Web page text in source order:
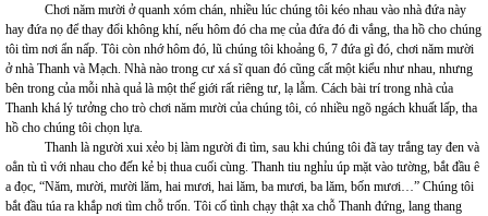
Chơi năm mười ở quanh xóm chán, nhiều lúc chúng tôi kéo nhau vào nhà đứa này
hay đứa nọ để thay đổi không khí, nếu hôm đó cha mẹ của đứa đó đi vắng, tha hồ cho chúng
tôi tìm nơi ẩn nấp. Tôi còn nhớ hôm đó, lũ chúng tôi khoảng 6, 7 đứa gì đó, chơi năm mười
ở nhà Thanh và Mạch. Nhà nào trong cư xá sĩ quan đó cũng cất một kiểu như nhau, nhưng
bên trong của mỗi nhà quả là một thế giới rất riêng tư, lạ lẫm. Cách bài trí trong nhà của
Thanh khá lý tưởng cho trò chơi năm mười của chúng tôi, có nhiều ngõ ngách khuất lấp, tha
hồ cho chúng tôi chọn lựa.
Thanh là người xui xẻo bị làm người đi tìm, sau khi chúng tôi đã tay trắng tay đen và
oẳn tù tì với nhau cho đến kẻ bị thua cuối cùng. Thanh tiu nghỉu úp mặt vào tường, bắt đầu ê
a đọc, “Năm, mười, mười lăm, hai mươi, hai lăm, ba mươi, ba lăm, bốn mươi…” Chúng tôi
bắt đầu túa ra khắp nơi tìm chỗ trốn. Tôi cố tình chạy thật xa chỗ Thanh đứng, lang thang